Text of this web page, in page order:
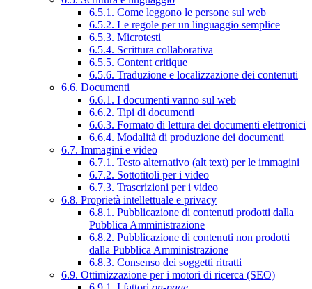
6.5.1. Come leggono le persone sul web
6.5.2. Le regole per un linguaggio semplice
6.5.3. Microtesti
6.5.4. Scrittura collaborativa
6.5.5. Content critique
6.5.6. Traduzione e localizzazione dei contenuti
6.6. Documenti
6.6.1. I documenti vanno sul web
6.6.2. Tipi di documenti
6.6.3. Formato di lettura dei documenti elettronici
6.6.4. Modalità di produzione dei documenti
6.7. Immagini e video
6.7.1. Testo alternativo (alt text) per le immagini
6.7.2. Sottotitoli per i video
6.7.3. Trascrizioni per i video
6.8. Proprietà intellettuale e privacy
6.8.1. Pubblicazione di contenuti prodotti dalla
Pubblica Amministrazione
6.8.2. Pubblicazione di contenuti non prodotti
dalla Pubblica Amministrazione
6.8.3. Consenso dei soggetti ritratti
6.9. Ottimizzazione per i motori di ricerca (SEO)